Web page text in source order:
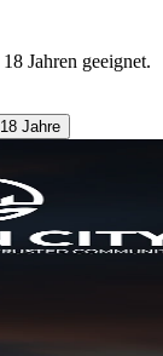
Jahren geeignet.
Jahre